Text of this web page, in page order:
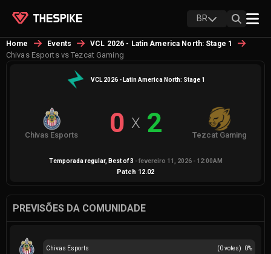
BR
Home Events VCL 2026 - Latin America North: Stage 1
Chivas Esports vs Tezcat Gaming
VCL 2026 - Latin America North: Stage 1
Chivas Esports 0 X 2 Tezcat Gaming
Temporada regular, Best of3 - fevereiro 11, 2026 - 12:00AM
Patch 12.02
PREVISÕES DA COMUNIDADE
(0votes) 0%
Chivas Esports